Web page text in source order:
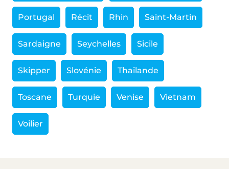
Portugal Récit Rhin Saint-Martin
Sardaigne Seychelles Sicile
Skipper Slovénie Thaïlande
Toscane Turquie Venise Vietnam
Voilier